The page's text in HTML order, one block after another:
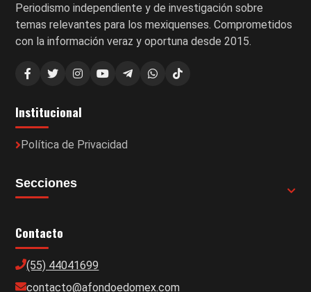
Periodismo independiente y de investigación sobre
temas relevantes para los mexiquenses. Comprometidos
con la información veraz y oportuna desde 2015.
Institucional
Política de Privacidad
Secciones
Contacto
(55) 44041699
contacto@afondoedomex.com